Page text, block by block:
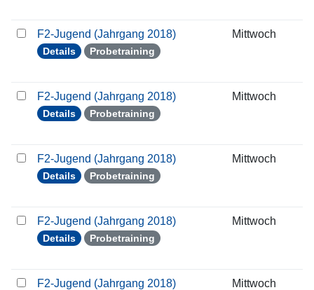
F2-Jugend (Jahrgang 2018)
Details Probetraining
Mittwoch
F2-Jugend (Jahrgang 2018)
Details Probetraining
Mittwoch
F2-Jugend (Jahrgang 2018)
Details Probetraining
Mittwoch
F2-Jugend (Jahrgang 2018)
Details Probetraining
Mittwoch
F2-Jugend (Jahrgang 2018) Mittwoch